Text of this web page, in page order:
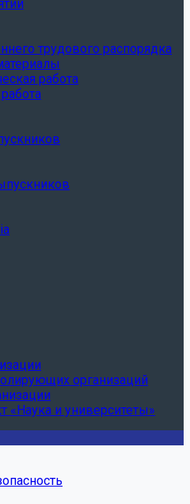
трудового распорядка
работа
организаций
«Наука и университеты»